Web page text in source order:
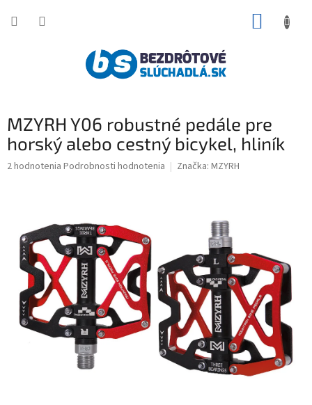
MZYRH Y06 robustné pedále pre
horský alebo cestný bicykel, hliník
Priemerné
hviezdičiek.
2 hodnotenia Podrobnosti hodnotenia Značka: MZYRH